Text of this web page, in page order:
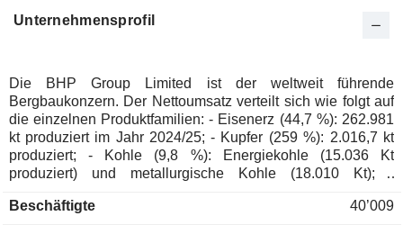
Unternehmensprofil
Die BHP Group Limited ist der weltweit führende
Bergbaukonzern. Der Nettoumsatz verteilt sich wie folgt auf
die einzelnen Produktfamilien: - Eisenerz (44,7 %): 262.981
kt produziert im Jahr 2024/25; - Kupfer (259 %): 2.016,7 kt
produziert; - Kohle (9,8 %): Energiekohle (15.036 Kt
produziert) und metallurgische Kohle (18.010 Kt); -
wie folgt: Australien (5 %), China (62,6 %), Japan (8,1 %),
Beschäftigte 40’009